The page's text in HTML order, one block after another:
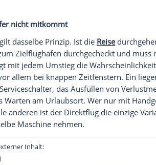
- und an großen
Flughäfen so knappe Umstiege
die Rechnung aber oft nicht auf:
muss oder schon mit
Gate.
gelten bei innereuropäischen
Verbindungen und
ob beide Flüge auf einem Ticket
verpassten Anschluss die
rechtlich einzeln betrachtet